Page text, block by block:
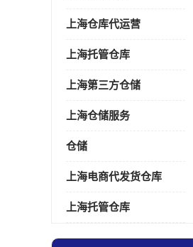
上海仓库代运营
上海托管仓库
上海第三方仓储
上海仓储服务
仓储
上海电商代发货仓库
上海托管仓库